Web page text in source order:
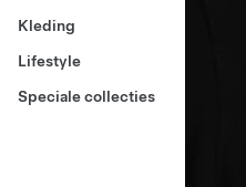
Kleding
Lifestyle
Speciale collecties